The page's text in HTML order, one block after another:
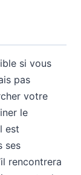
si vous
pas
votre
le
est
ses
rencontrera